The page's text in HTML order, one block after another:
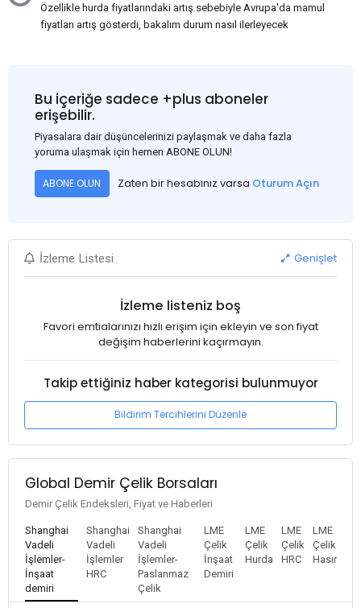
Özellikle hurda fiyatlarındaki artış sebebiyle Avrupa'da mamul
fiyatları artış gösterdi, bakalım durum nasıl ilerleyecek
Bu içeriğe sadece +plus aboneler
erişebilir.
Piyasalara dair düşüncelerinizi paylaşmak ve daha fazla
yoruma ulaşmak için hemen ABONE OLUN!
ABONE OLUN Zaten bir hesabınız varsa Oturum Açın
İzleme Listesi Genişlet
İzleme listeniz boş
Favori emtialarınızı hızlı erişim için ekleyin ve son fiyat
değişim haberlerini kaçırmayın.
Takip ettiğiniz haber kategorisi bulunmuyor
Bildirim Tercihlerini Düzenle
Global Demir Çelik Borsaları
Demir Çelik Endeksleri, Fiyat ve Haberleri
Shanghai
Vadeli
İşlemler-
İnşaat
demiri
Shanghai
Vadeli
İşlemler
HRC
Shanghai
Vadeli
İşlemler-
Paslanmaz
Çelik
LME
Çelik
İnşaat
Demiri
LME
Çelik
Hurda
LME
Çelik
HRC
LME
Çelik
Hasır